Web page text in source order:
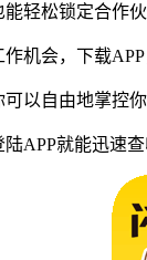
松锁定合作伙
会，下载APP
自由地掌控你
就能迅速查